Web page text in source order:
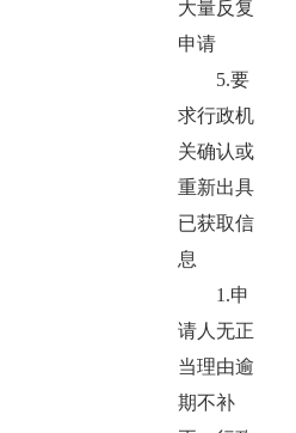
大量反复
申请
5.要
求行政机
关确认或
重新出具
已获取信
息
1.申
请人无正
当理由逾
期不补